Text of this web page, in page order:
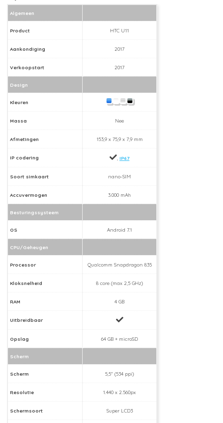
Algemeen
Product HTC U11
Aankondiging 2017
Verkoopstart 2017
Design
Kleuren
Massa Nee
Afmetingen 153,9 x 75,9 x 7,9 mm
IP codering IP67
Soort simkaart nano-SIM
Accuvermogen 3.000 mAh
Besturingssysteem
OS Android 7.1
CPU/Geheugen
Processor Qualcomm Snapdragon 835
Kloksnelheid 8 core (max 2,5 GHz)
RAM 4 GB
Uitbreidbaar
Opslag 64 GB + microSD
Scherm
Scherm 5,5" (534 ppi)
Resolutie 1.440 x 2.560px
Schermsoort Super LCD3